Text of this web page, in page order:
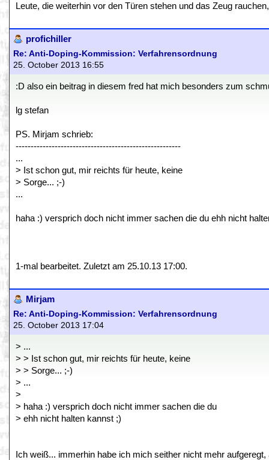
Leute, die weiterhin vor den Türen stehen und das Zeug
profichiller
Re: Anti-Doping-Kommission: Verfahrensordnung
25. October 2013 16:55
:D also ein beitrag in diesem fred hat mich besonders zum
lg stefan
PS. Mirjam schrieb:
-------------------------------------------------------
...
> Ist schon gut, mir reichts für heute, keine
> Sorge... ;-)
...
haha :) versprich doch nicht immer sachen die du ehh nicht
1-mal bearbeitet. Zuletzt am 25.10.13 17:00.
Mirjam
Re: Anti-Doping-Kommission: Verfahrensordnung
25. October 2013 17:04
> ...
> > Ist schon gut, mir reichts für heute, keine
> > Sorge... ;-)
> ...
>
> haha :) versprich doch nicht immer sachen die du
> ehh nicht halten kannst ;)
Ich weiß... immerhin habe ich mich seither nicht mehr